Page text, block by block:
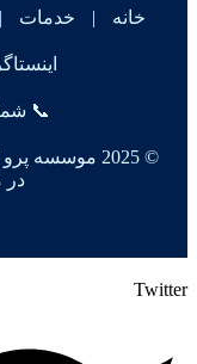
خانه | خدمات |
📞
© 2025
در
Twitter